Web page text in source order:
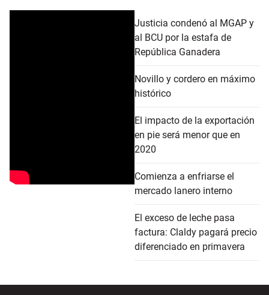
Justicia condenó al MGAP y
al BCU por la estafa de
República Ganadera
Novillo y cordero en máximo
histórico
El impacto de la exportación
en pie será menor que en
2020
Comienza a enfriarse el
mercado lanero interno
El exceso de leche pasa
factura: Claldy pagará precio
diferenciado en primavera